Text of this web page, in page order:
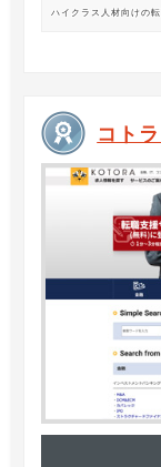
ハイクラス人材向けの
コト